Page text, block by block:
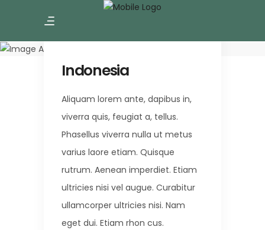
Indonesia
Indonesia
Aliquam lorem ante, dapibus in,
viverra quis, feugiat a, tellus.
Phasellus viverra nulla ut metus
varius laore etiam. Quisque
rutrum. Aenean imperdiet. Etiam
ultricies nisi vel augue. Curabitur
ullamcorper ultricies nisi. Nam
eget dui. Etiam rhon cus.